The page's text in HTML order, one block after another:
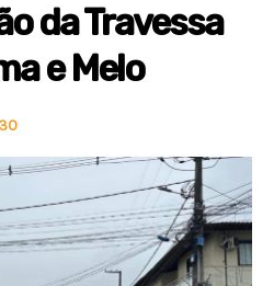
da Travessa
e Melo